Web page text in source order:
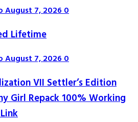
August 7, 20260
Lifetime
August 7, 20260
VII Settler’s Edition
Girl Repack 100% Working